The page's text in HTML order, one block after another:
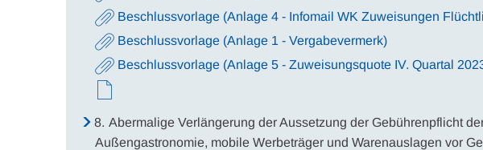
Beschlussvorlage (Anlage 4 - Infomail WK Zuweisungen
Beschlussvorlage (Anlage 1 - Vergabevermerk)
Beschlussvorlage (Anlage 5 - Zuweisungsquote IV. Quartal
8. Abermalige Verlängerung der Aussetzung der Gebührenpflicht
Außengastronomie, mobile Werbeträger und Warenauslagen vor